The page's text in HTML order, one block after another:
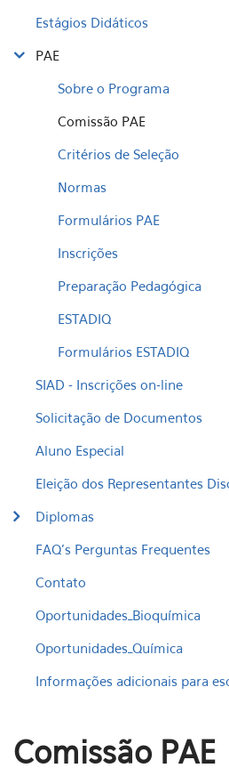
Estágios Didáticos
PAE
Sobre o Programa
Comissão PAE
Critérios de Seleção
Normas
Formulários PAE
Inscrições
Preparação Pedagógica
ESTADIQ
Formulários ESTADIQ
SIAD - Inscrições on-line
Solicitação de Documentos
Aluno Especial
Eleição dos Representantes
Diplomas
FAQ's Perguntas Frequentes
Contato
Oportunidades_Bioquímica
Oportunidades_Química
Informações adicionais para
Comissão PAE